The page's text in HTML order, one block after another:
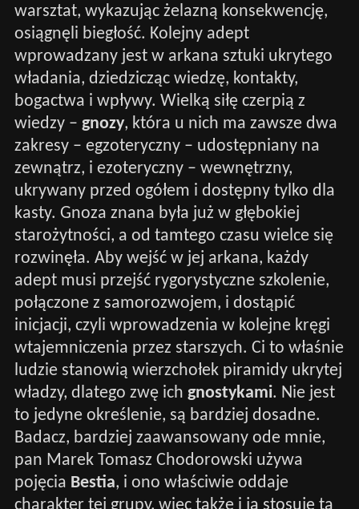
warsztat, wykazując żelazną konsekwencję,
osiągnęli biegłość. Kolejny adept
wprowadzany jest w arkana sztuki ukrytego
władania, dziedzicząc wiedzę, kontakty,
bogactwa i wpływy. Wielką siłę czerpią z
wiedzy – gnozy, która u nich ma zawsze dwa
zakresy – egzoteryczny – udostępniany na
zewnątrz, i ezoteryczny – wewnętrzny,
ukrywany przed ogółem i dostępny tylko dla
kasty. Gnoza znana była już w głębokiej
starożytności, a od tamtego czasu wielce się
rozwinęła. Aby wejść w jej arkana, każdy
adept musi przejść rygorystyczne szkolenie,
połączone z samorozwojem, i dostąpić
inicjacji, czyli wprowadzenia w kolejne kręgi
wtajemniczenia przez starszych. Ci to właśnie
ludzie stanowią wierzchołek piramidy ukrytej
władzy, dlatego zwę ich gnostykami. Nie jest
to jedyne określenie, są bardziej dosadne.
Badacz, bardziej zaawansowany ode mnie,
pan Marek Tomasz Chodorowski używa
pojęcia Bestia, i ono właściwie oddaje